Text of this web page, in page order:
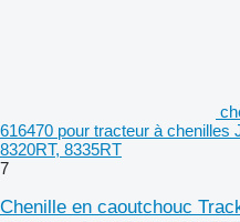
616470 pour tracteur à chenilles
8320RT, 8335RT
7
Chenille en caoutchouc